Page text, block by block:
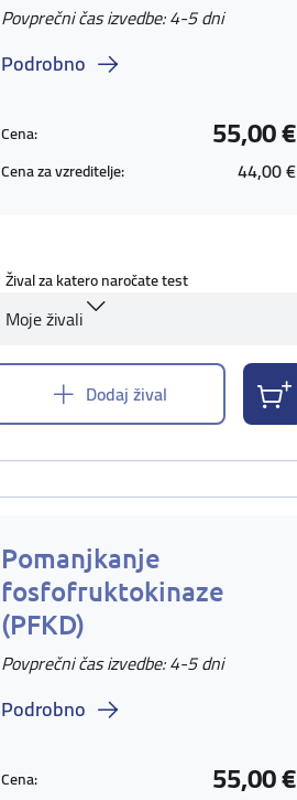
Povprečni čas izvedbe: 4-5 dni
Podrobno
Cena: 55,00 €
Cena za vzreditelje: 44,00 €
Žival za katero naročate test
Moje živali
Dodaj žival
Pomanjkanje
fosfofruktokinaze
(PFKD)
Povprečni čas izvedbe: 4-5 dni
Podrobno
Cena: 55,00 €